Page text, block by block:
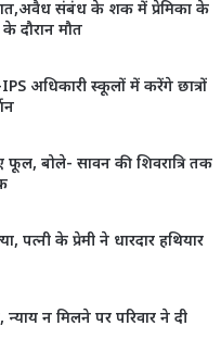
संबंध के शक में प्रेमिका के
दौरान मौत
अधिकारी स्कूलों में करेंगे छात्रों
फूल, बोले- सावन की शिवरात्रि तक
के प्रेमी ने धारदार हथियार
न मिलने पर परिवार ने दी